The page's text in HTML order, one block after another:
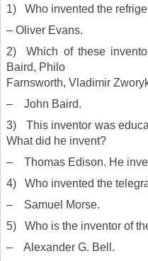
1) Who invented the
– Oliver Evans.
2) Which of these
Baird, Philo
Farnsworth, Vladimir
– John Baird.
3) This inventor was
What did he invent?
– Thomas Edison. He
4) Who invented the
– Samuel Morse.
5) Who is the inventor of
– Alexander G. Bell.